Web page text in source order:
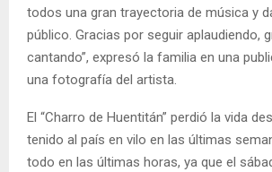
todos una gran trayectoria de música y
público. Gracias por seguir aplaudiendo,
cantando”, expresó la familia en una
una fotografía del artista.
El “Charro de Huentitán” perdió la vida
tenido al país en vilo en las últimas
todo en las últimas horas, ya que el